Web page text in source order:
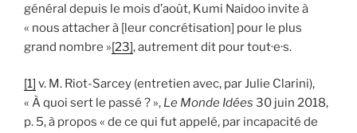
général depuis le mois d’août, Kumi Naidoo invite à
« nous attacher à [leur concrétisation] pour le plus
grand nombre »[23], autrement dit pour tout·e·s.
[1] v. M. Riot-Sarcey (entretien avec, par Julie Clarini),
« À quoi sert le passé ? », Le Monde Idées 30 juin 2018,
p. 5, à propos « de ce qui fut appelé, par incapacité de